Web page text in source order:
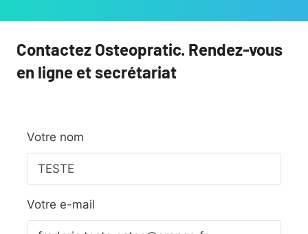
Contactez Osteopratic. Rendez-vous
en ligne et secrétariat
Votre nom
Votre e-mail